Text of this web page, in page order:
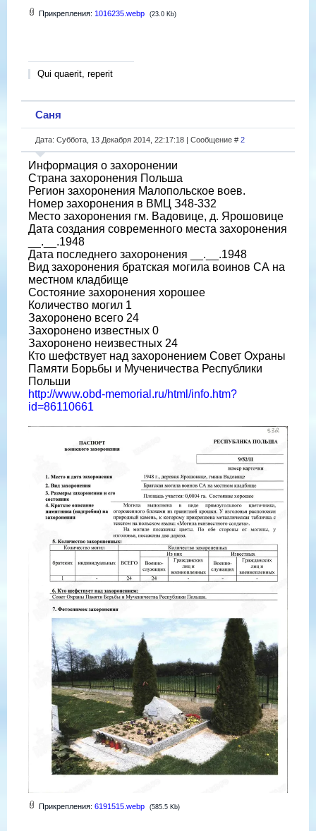
Прикрепления: 1016235.webp (23.0 Kb)
Qui quaerit, reperit
Саня
Дата: Суббота, 13 Декабря 2014, 22:17:18 | Сообщение # 2
Информация о захоронении
Страна захоронения Польша
Регион захоронения Малопольское воев.
Номер захоронения в ВМЦ З48-332
Место захоронения гм. Вадовице, д. Ярошовице
Дата создания современного места захоронения
__.__.1948
Дата последнего захоронения __.__.1948
Вид захоронения братская могила воинов СА на
местном кладбище
Состояние захоронения хорошее
Количество могил 1
Захоронено всего 24
Захоронено известных 0
Захоронено неизвестных 24
Кто шефствует над захоронением Совет Охраны
Памяти Борьбы и Мученичества Республики
Польши
http://www.obd-memorial.ru/html/info.htm?
id=86110661
Прикрепления: 6191515.webp (585.5 Kb)